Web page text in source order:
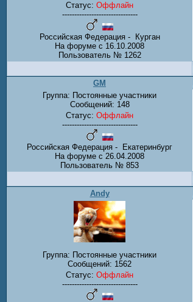
Статус: Оффлайн
-------------------------------
Российская Федерация - Курган
На форуме с 16.10.2008
Пользователь № 1262
GM
Группа: Постоянные участники
Сообщений: 148
Статус: Оффлайн
-------------------------------
Российская Федерация - Екатеринбург
На форуме с 26.04.2008
Пользователь № 853
Andy
Группа: Постоянные участники
Сообщений: 1562
Статус: Оффлайн
-------------------------------